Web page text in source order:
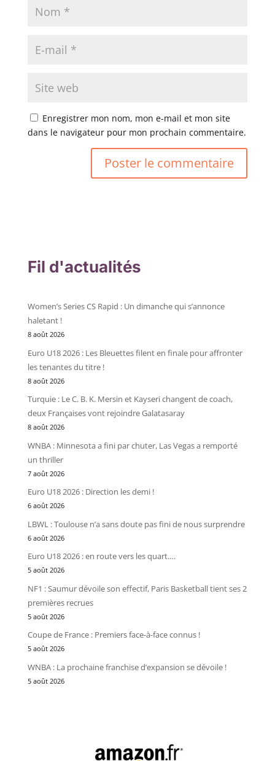
Enregistrer mon nom, mon e-mail et mon site
dans le navigateur pour mon prochain commentaire.
Fil d'actualités
Women’s Series CS Rapid : Un dimanche qui s’annonce
haletant !
8 août 2026
Euro U18 2026 : Les Bleuettes filent en finale pour affronter
les tenantes du titre !
8 août 2026
Turquie : Le C. B. K. Mersin et Kayseri changent de coach,
deux Françaises vont rejoindre Galatasaray
8 août 2026
WNBA : Minnesota a fini par chuter, Las Vegas a remporté
un thriller
7 août 2026
Euro U18 2026 : Direction les demi !
6 août 2026
LBWL : Toulouse n’a sans doute pas fini de nous surprendre
6 août 2026
Euro U18 2026 : en route vers les quart….
5 août 2026
NF1 : Saumur dévoile son effectif, Paris Basketball tient ses 2
premières recrues
5 août 2026
Coupe de France : Premiers face-à-face connus !
5 août 2026
WNBA : La prochaine franchise d’expansion se dévoile !
5 août 2026